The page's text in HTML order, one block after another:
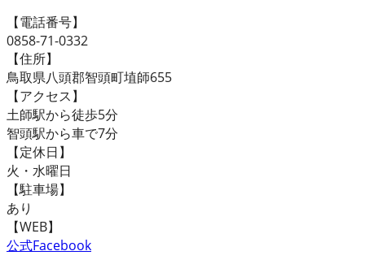
【電話番号】
0858-71-0332
【住所】
鳥取県八頭郡智頭町埴師655
【アクセス】
土師駅から徒歩5分
智頭駅から車で7分
【定休日】
火・水曜日
【駐車場】
あり
【WEB】
公式Facebook